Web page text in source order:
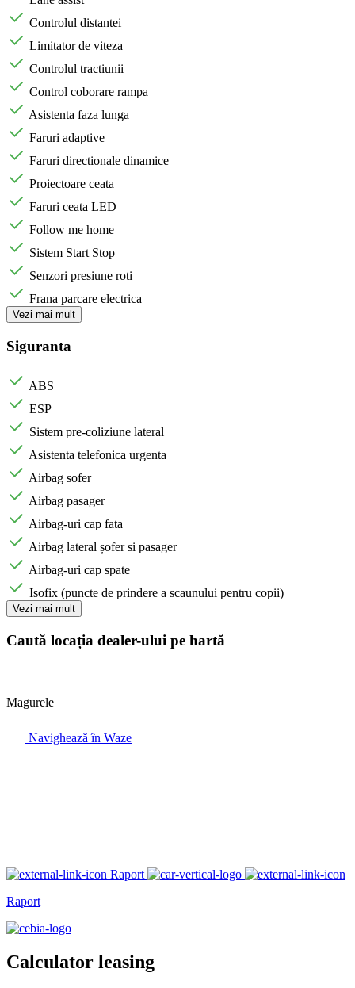
Controlul distantei
Limitator de viteza
Controlul tractiunii
Control coborare rampa
Asistenta faza lunga
Faruri adaptive
Faruri directionale dinamice
Proiectoare ceata
Faruri ceata LED
Follow me home
Sistem Start Stop
Senzori presiune roti
Frana parcare electrica
Vezi mai mult
Siguranta
ABS
ESP
Sistem pre-coliziune lateral
Asistenta telefonica urgenta
Airbag sofer
Airbag pasager
Airbag-uri cap fata
Airbag lateral șofer si pasager
Airbag-uri cap spate
Isofix (puncte de prindere a scaunului pentru copii)
Vezi mai mult
Caută locația dealer-ului pe hartă
Magurele
Navighează în Waze
Raport
Raport
Calculator leasing